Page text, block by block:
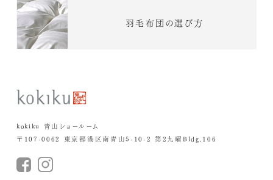
羽毛布団の選び方
kokiku 青山ショールーム
〒107-0062 東京都港区南青山5-10-2 第2九曜Bldg.106